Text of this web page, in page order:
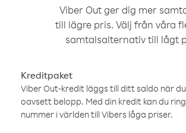
Viber Out ger dig mer
till lägre pris. Välj från våra
samtalsalternativ till lågt
Kreditpaket
Viber Out-kredit läggs till ditt saldo när
oavsett belopp. Med din kredit kan du
nummer i världen till Vibers låga priser.